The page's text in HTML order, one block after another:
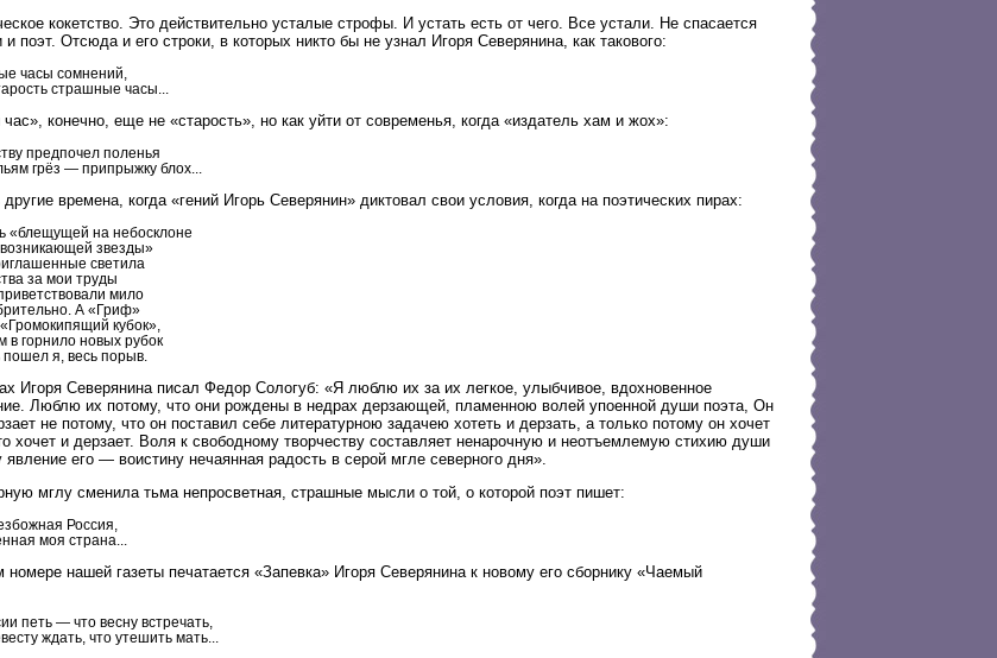
кокетство. Это действительно усталые строфы. И устать есть от чего. Все устали. Не спасается
и поэт. Отсюда и его строки, в которых никто бы не узнал Игоря Северянина, как такового:
часы сомнений,
страшные часы...
конечно, еще не «старость», но как уйти от современья, когда «издатель хам и жох»:
предпочел поленья
грёз — припрыжку блох...
времена, когда «гений Игорь Северянин» диктовал свои условия, когда на поэтических пирах:
«блещущей на небосклоне
звезды»
светила
за мои труды
мило
А «Гриф»
кубок»,
в горнило новых рубок
пошел я, весь порыв.
Игоря Северянина писал Федор Сологуб: «Я люблю их за их легкое, улыбчивое, вдохновенное
Люблю их потому, что они рождены в недрах дерзающей, пламенною волей упоенной души поэта, Он
не потому, что он поставил себе литературною задачею хотеть и дерзать, а только потому он хочет
хочет и дерзает. Воля к свободному творчеству составляет ненарочную и неотъемлемую стихию души
его — воистину нечаянная радость в серой мгле северного дня».
мглу сменила тьма непросветная, страшные мысли о той, о которой поэт пишет:
Россия,
моя страна...
нашей газеты печатается «Запевка» Игоря Северянина к новому его сборнику «Чаемый
петь — что весну встречать,
ждать, что утешить мать...